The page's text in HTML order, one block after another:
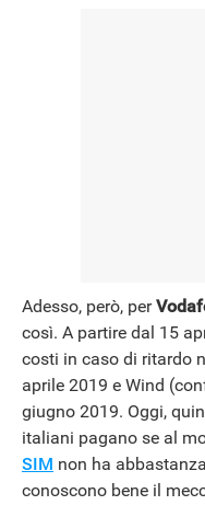
Adesso, però, per
così. A partire dal 15
costi in caso di ritardo
aprile 2019 e Wind
giugno 2019. Oggi,
italiani pagano se al
SIM non ha
conoscono bene il